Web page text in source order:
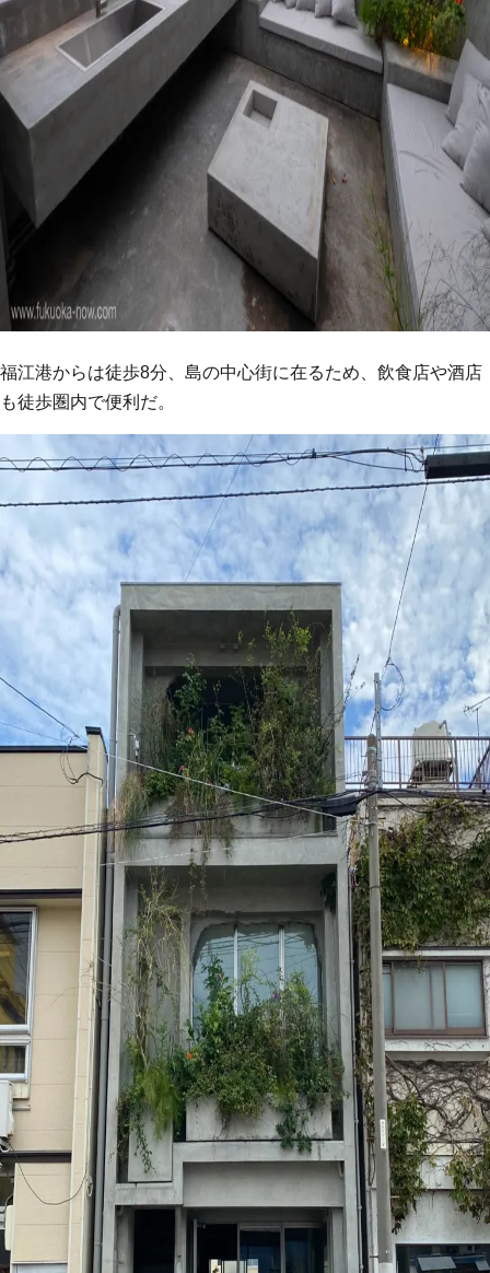
福江港からは徒歩8分、島の中心街に在るため、飲食店や酒店
も徒歩圏内で便利だ。